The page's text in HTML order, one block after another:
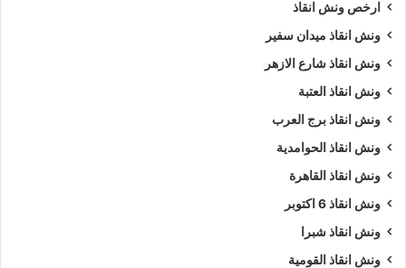
ارخص ونش انقاذ
ونش انقاذ ميدان سفير
ونش انقاذ شارع الازهر
ونش انقاذ العتبة
ونش انقاذ برج العرب
ونش انقاذ الحوامدية
ونش انقاذ القاهرة
ونش انقاذ 6 اكتوبر
ونش انقاذ شبرا
ونش انقاذ القومية